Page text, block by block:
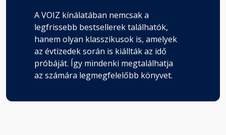
A VOIZ kínálatában nemcsak a
legfrissebb bestsellerek találhatók,
hanem olyan klasszikusok is, amelyek
az évtizedek során is kiállták az idő
próbáját. Így mindenki megtalálhatja
az számára legmegfelelőbb könyvet.